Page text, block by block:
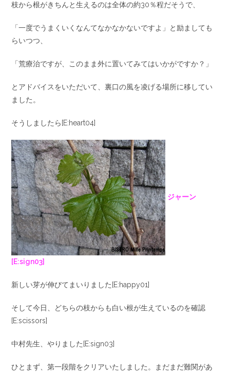
枝から根がきちんと生えるのは全体の約30％程だそうで、
「一度でうまくいくなんてなかなかないですよ」と励ましても
らいつつ、
「荒療治ですが、このまま外に置いてみてはいかがですか？」
とアドバイスをいただいて、裏口の風を凌げる場所に移してい
ました。
そうしましたら[E:heart04]
ジャーン
[E:sign03]
新しい芽が伸びてまいりました[E:happy01]
そして今日、どちらの枝からも白い根が生えているのを確認
[E:scissors]
中村先生、やりました[E:sign03]
ひとまず、第一段階をクリアいたしました。まだまだ難関があ